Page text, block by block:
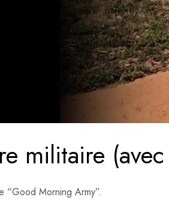
militaire
“Good Morning Army”.